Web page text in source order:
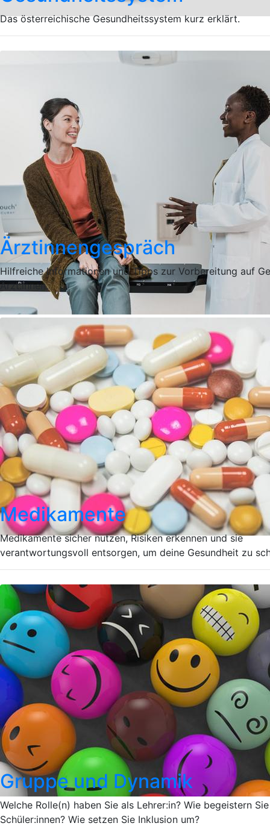
Das österreichische Gesundheitssystem kurz erklärt.
Ärztinnengespräch
Hilfreiche Informationen und Tipps zur Vorbereitung auf
Ärzt:innen.
Medikamente
Medikamente sicher nutzen, Risiken erkennen und sie
verantwortungsvoll entsorgen, um deine Gesundheit zu
Gruppe und Dynamik
Welche Rolle(n) haben Sie als Lehrer:in? Wie begeistern
Schüler:innen? Wie setzen Sie Inklusion um?